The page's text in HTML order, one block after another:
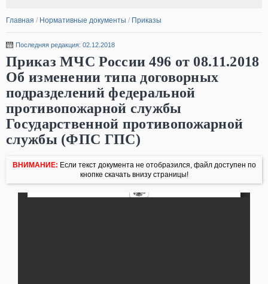
Главная / Нормативные документы / Приказы
Последняя редакция: 02.12.2018
Приказ МЧС России 496 от 08.11.2018
Об изменении типа договорных
подразделений федеральной
противопожарной службы
Государственной противопожарной
службы (ФПС ГПС)
ВНИМАНИЕ: Если текст документа не отобразился, файл доступен по
кнопке скачать внизу страницы!